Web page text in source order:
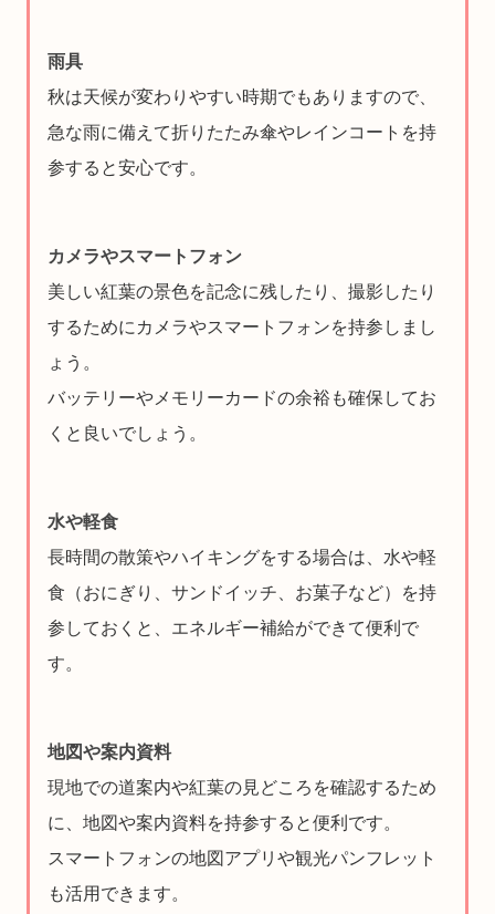
雨具
秋は天候が変わりやすい時期でもありますので、
急な雨に備えて折りたたみ傘やレインコートを持
参すると安心です。
カメラやスマートフォン
美しい紅葉の景色を記念に残したり、撮影したり
するためにカメラやスマートフォンを持参しまし
ょう。
バッテリーやメモリーカードの余裕も確保してお
くと良いでしょう。
水や軽食
長時間の散策やハイキングをする場合は、水や軽
食（おにぎり、サンドイッチ、お菓子など）を持
参しておくと、エネルギー補給ができて便利で
す。
地図や案内資料
現地での道案内や紅葉の見どころを確認するため
に、地図や案内資料を持参すると便利です。
スマートフォンの地図アプリや観光パンフレット
も活用できます。